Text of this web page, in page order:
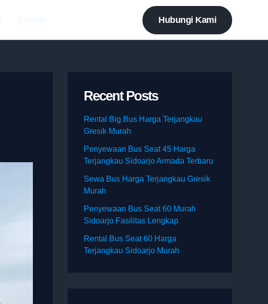
Contact Hubungi Kami
Recent Posts
Rental Big Bus Harga Terjangkau
Gresik Murah
Penyewaan Bus Seat 45 Harga
Terjangkau Sidoarjo Armada Terbaru
Sewa Bus Harga Terjangkau Gresik
Murah
Penyewaan Bus Seat 60 Murah
Sidoarjo Fasilitas Lengkap
Rental Bus Seat 60 Harga
Terjangkau Sidoarjo Murah